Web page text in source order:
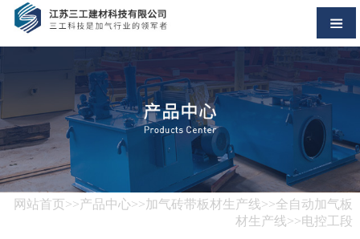
网站首页>>产品中心>>加气砖带板材生产线>>全自动加气板
材生产线>>电控工段